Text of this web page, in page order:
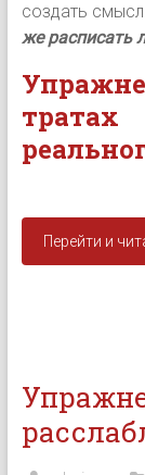
создать
же расписать
Перейти и